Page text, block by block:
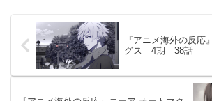
『アニメ海外の反応
グス 4期 38話